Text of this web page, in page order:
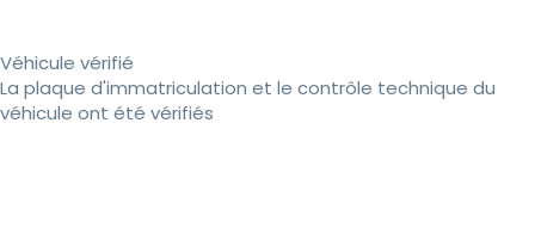
Véhicule vérifié
La plaque d'immatriculation et le contrôle technique du
véhicule ont été vérifiés